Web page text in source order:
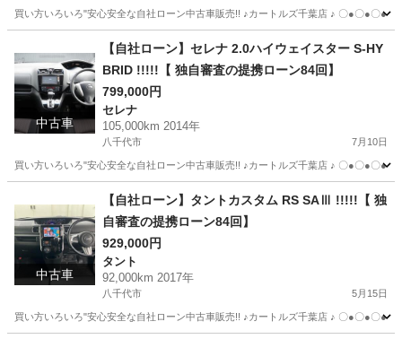
買い方いろいろ"安心安全な自社ローン中古車販売!! ♪カートルズ千葉店 ♪ 〇●〇●〇
ヴェルファイア カートルズ
中古車
【自社ローン】セレナ 2.0ハイウェイスター S-HY
BRID !!!!!【 独自審査の提携ローン84回】
799,000円
セレナ
105,000km 2014年
八千代市 7月10日
買い方いろいろ"安心安全な自社ローン中古車販売!! ♪カートルズ千葉店 ♪ 〇●〇●〇
セレナ カートルズ
中古車
【自社ローン】タントカスタム RS SAⅢ !!!!!【 独
自審査の提携ローン84回】
929,000円
タント
92,000km 2017年
八千代市 5月15日
買い方いろいろ"安心安全な自社ローン中古車販売!! ♪カートルズ千葉店 ♪ 〇●〇●〇